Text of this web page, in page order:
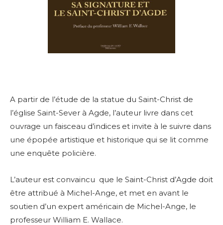
A partir de l’étude de la statue du Saint-Christ de
l’église Saint-Sever à Agde, l’auteur livre dans cet
ouvrage un faisceau d’indices et invite à le suivre dans
une épopée artistique et historique qui se lit comme
une enquête policière.
L’auteur est convaincu que le Saint-Christ d’Agde doit
être attribué à Michel-Ange, et met en avant le
soutien d’un expert américain de Michel-Ange, le
professeur William E. Wallace.